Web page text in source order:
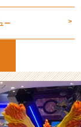
ー >